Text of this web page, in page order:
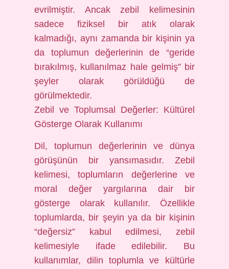
evrilmiştir. Ancak zebil kelimesinin
sadece fiziksel bir atık olarak
kalmadığı, aynı zamanda bir kişinin ya
da toplumun değerlerinin de “geride
bırakılmış, kullanılmaz hale gelmiş” bir
şeyler olarak görüldüğü de
görülmektedir.
Zebil ve Toplumsal Değerler: Kültürel
Gösterge Olarak Kullanımı
Dil, toplumun değerlerinin ve dünya
görüşünün bir yansımasıdır. Zebil
kelimesi, toplumların değerlerine ve
moral değer yargılarına dair bir
gösterge olarak kullanılır. Özellikle
toplumlarda, bir şeyin ya da bir kişinin
“değersiz” kabul edilmesi, zebil
kelimesiyle ifade edilebilir. Bu
kullanımlar, dilin toplumla ve kültürle